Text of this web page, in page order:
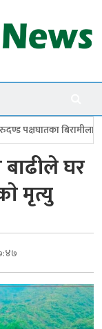
५ हजार
घर
मृत्यु